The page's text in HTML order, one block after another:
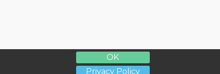
OK
Privacy Policy